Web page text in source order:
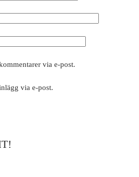
via e-post.
via e-post.